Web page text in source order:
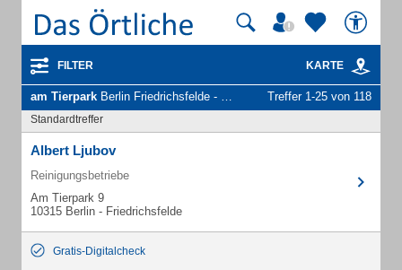
FILTER KARTE
am Tierpark Berlin Friedrichsfelde - Unternehmen und Personen Treffer 1-25 von 118
Standardtreffer
Albert Ljubov
Reinigungsbetriebe
Am Tierpark 9
10315 Berlin - Friedrichsfelde
Gratis-Digitalcheck